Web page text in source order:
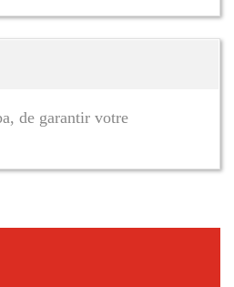
de garantir votre